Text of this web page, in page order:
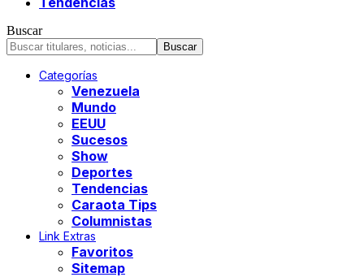
Buscar
Categorías
Venezuela
Mundo
EEUU
Sucesos
Show
Deportes
Tendencias
Caraota Tips
Columnistas
Link Extras
Favoritos
Sitemap